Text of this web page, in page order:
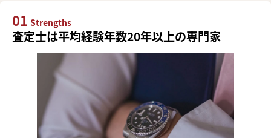
01 Strengths
査定士は平均経験年数20年以上の専門家